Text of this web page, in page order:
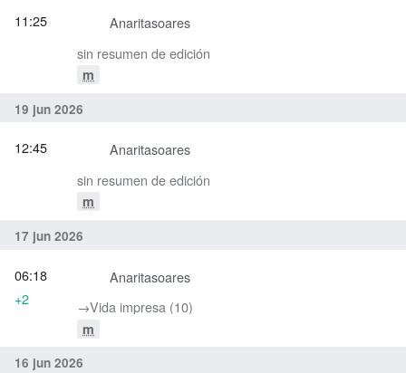
Anaritasoares
sin resumen de edición
m
11:25
19 jun 2026
Anaritasoares
sin resumen de edición
m
12:45
17 jun 2026
Anaritasoares
→‎Vida impresa (10)
m
06:18
+2
16 jun 2026